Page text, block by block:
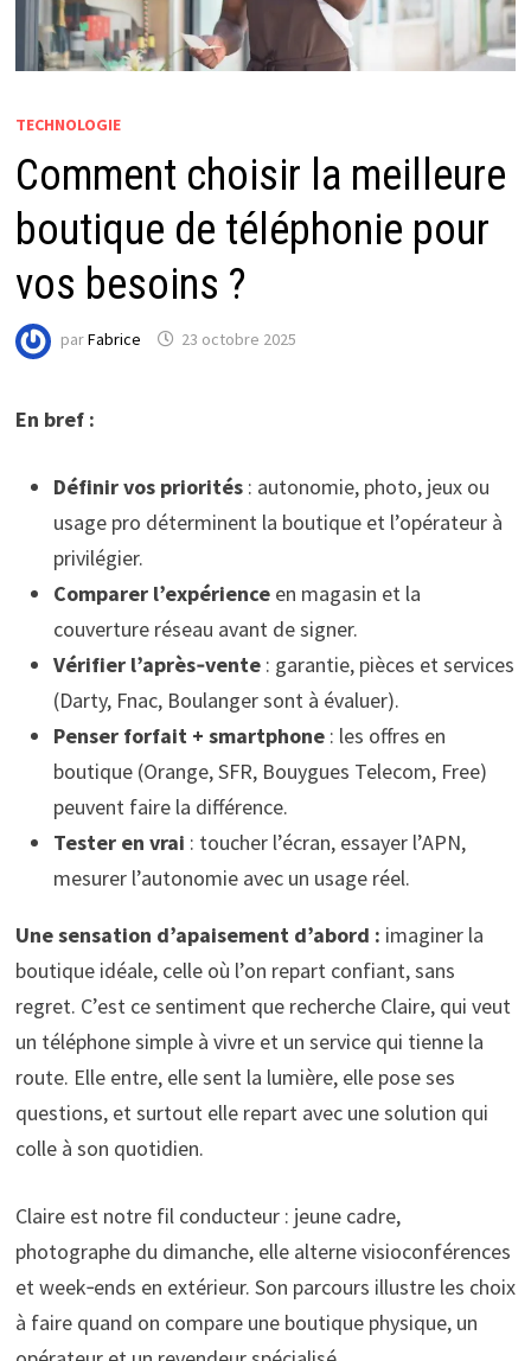
TECHNOLOGIE
Comment choisir la meilleure
boutique de téléphonie pour
vos besoins ?
parFabrice 23 octobre 2025
En bref :
Définir vos priorités: autonomie, photo, jeux ou
usage pro déterminent la boutique et l’opérateur à
privilégier.
Comparer l’expérienceen magasin et la
couverture réseau avant de signer.
Vérifier l’après‑vente: garantie, pièces et services
(Darty, Fnac, Boulanger sont à évaluer).
Penser forfait + smartphone: les offres en
boutique (Orange, SFR, Bouygues Telecom, Free)
peuvent faire la différence.
Tester en vrai : toucher l’écran, essayer l’APN,
mesurer l’autonomie avec un usage réel.
Une sensation d’apaisement d’abord : imaginer la
boutique idéale, celle où l’on repart confiant, sans
regret. C’est ce sentiment que recherche Claire, qui veut
un téléphone simple à vivre et un service qui tienne la
route. Elle entre, elle sent la lumière, elle pose ses
questions, et surtout elle repart avec une solution qui
colle à son quotidien.
Claire est notre fil conducteur : jeune cadre,
photographe du dimanche, elle alterne visioconférences
et week‑ends en extérieur. Son parcours illustre les choix
à faire quand on compare une boutique physique, un